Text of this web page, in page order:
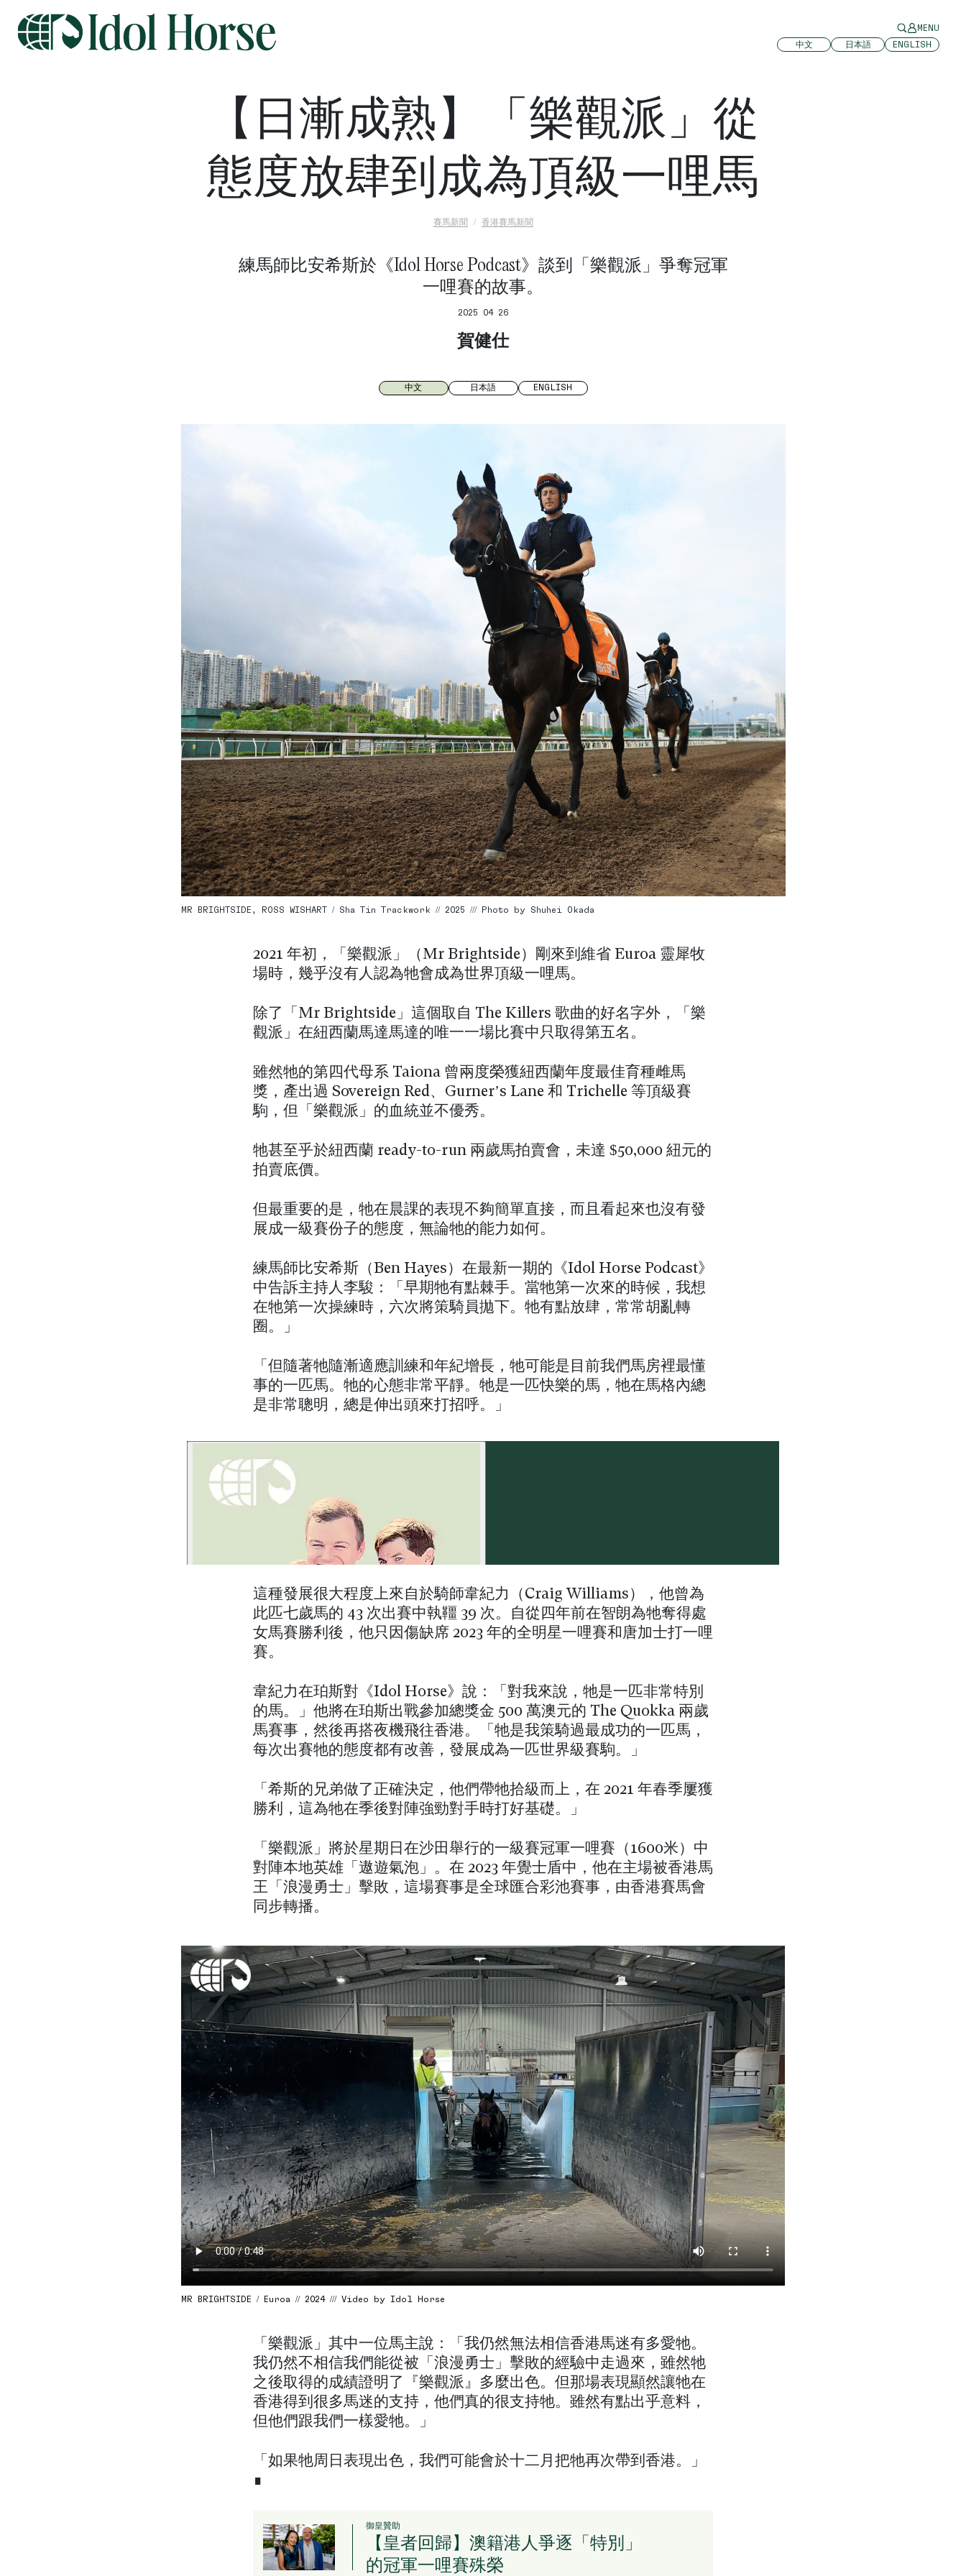
MENU
中文
日本語 ENGLISH
【日漸成熟】「樂觀派」從
態度放肆到成為頂級一哩馬
賽馬新聞 香港賽馬新聞
練馬師比安希斯於《Idol Horse Podcast》談到「樂觀派」爭奪冠軍
一哩賽的故事。
2025 04 26
賀健仕
中文 日本語 ENGLISH
MR BRIGHTSIDE, ROSS WISHART / Sha Tin Trackwork // 2025 /// Photo by Shuhei Okada
2021 年初，「樂觀派」（Mr Brightside）剛來到維省 Euroa 靈犀牧
場時，幾乎沒有人認為牠會成為世界頂級一哩馬。
除了「Mr Brightside」這個取自 The Killers 歌曲的好名字外，「樂
觀派」在紐西蘭馬達馬達的唯一一場比賽中只取得第五名。
雖然牠的第四代母系 Taiona 曾兩度榮獲紐西蘭年度最佳育種雌馬
獎，產出過 Sovereign Red、Gurner’s Lane 和 Trichelle 等頂級賽
駒，但「樂觀派」的血統並不優秀。
牠甚至乎於紐西蘭 ready-to-run 兩歲馬拍賣會，未達 $50,000 紐元的
拍賣底價。
但最重要的是，牠在晨課的表現不夠簡單直接，而且看起來也沒有發
展成一級賽份子的態度，無論牠的能力如何。
練馬師比安希斯（Ben Hayes）在最新一期的《Idol Horse Podcast》
中告訴主持人李駿：「早期牠有點棘手。當牠第一次來的時候，我想
在牠第一次操練時，六次將策騎員拋下。牠有點放肆，常常胡亂轉
圈。」
「但隨著牠隨漸適應訓練和年紀增長，牠可能是目前我們馬房裡最懂
事的一匹馬。牠的心態非常平靜。牠是一匹快樂的馬，牠在馬格內總
是非常聰明，總是伸出頭來打招呼。」
這種發展很大程度上來自於騎師韋紀力（Craig Williams），他曾為
此匹七歲馬的 43 次出賽中執韁 39 次。自從四年前在智朗為牠奪得處
女馬賽勝利後，他只因傷缺席 2023 年的全明星一哩賽和唐加士打一哩
賽。
韋紀力在珀斯對《Idol Horse》說：「對我來說，牠是一匹非常特別
的馬。」他將在珀斯出戰參加總獎金 500 萬澳元的 The Quokka 兩歲
馬賽事，然後再搭夜機飛往香港。「牠是我策騎過最成功的一匹馬，
每次出賽牠的態度都有改善，發展成為一匹世界級賽駒。」
「希斯的兄弟做了正確決定，他們帶牠拾級而上，在 2021 年春季屢獲
勝利，這為牠在季後對陣強勁對手時打好基礎。」
「樂觀派」將於星期日在沙田舉行的一級賽冠軍一哩賽（1600米）中
對陣本地英雄「遨遊氣泡」。在 2023 年覺士盾中，他在主場被香港馬
王「浪漫勇士」擊敗，這場賽事是全球匯合彩池賽事，由香港賽馬會
同步轉播。
MR BRIGHTSIDE / Euroa // 2024 /// Video by Idol Horse
「樂觀派」其中一位馬主說：「我仍然無法相信香港馬迷有多愛牠。
我仍然不相信我們能從被「浪漫勇士」擊敗的經驗中走過來，雖然牠
之後取得的成績證明了『樂觀派』多麼出色。但那場表現顯然讓牠在
香港得到很多馬迷的支持，他們真的很支持牠。雖然有點出乎意料，
但他們跟我們一樣愛牠。」
「如果牠周日表現出色，我們可能會於十二月把牠再次帶到香港。」
∎
御皇贊助
【皇者回歸】澳籍港人爭逐「特別」
的冠軍一哩賽殊榮